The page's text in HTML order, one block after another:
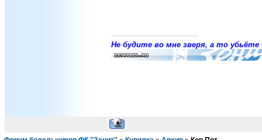
Не будите во мне зверя, а то убьёте